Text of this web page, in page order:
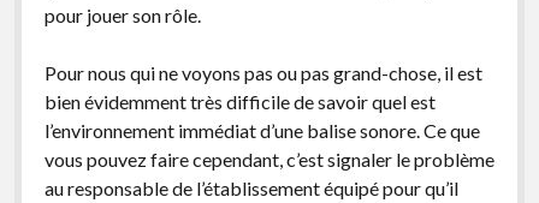
pour jouer son rôle.
Pour nous qui ne voyons pas ou pas grand-chose, il est
bien évidemment très difficile de savoir quel est
l’environnement immédiat d’une balise sonore. Ce que
vous pouvez faire cependant, c’est signaler le problème
au responsable de l’établissement équipé pour qu’il